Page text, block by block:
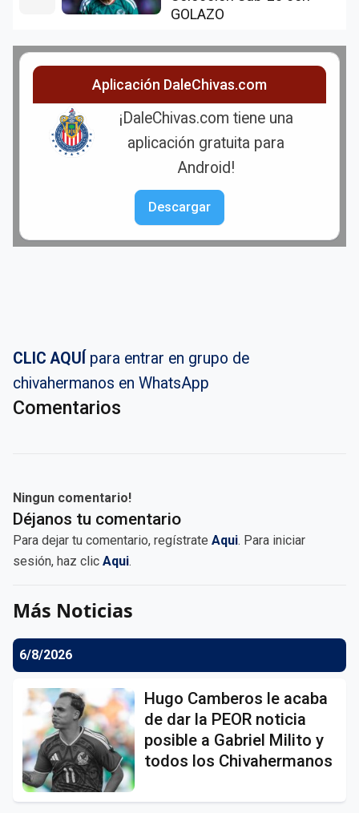
GOLAZO
Aplicación DaleChivas.com
¡DaleChivas.com tiene una
aplicación gratuita para
Android!
Descargar
CLIC AQUÍ para entrar en grupo de
chivahermanos en WhatsApp
Comentarios
Ningun comentario!
Déjanos tu comentario
Para dejar tu comentario, regístrate Aqui. Para iniciar
sesión, haz clic Aqui.
Más Noticias
6/8/2026
Hugo Camberos le acaba
de dar la PEOR noticia
posible a Gabriel Milito y
todos los Chivahermanos